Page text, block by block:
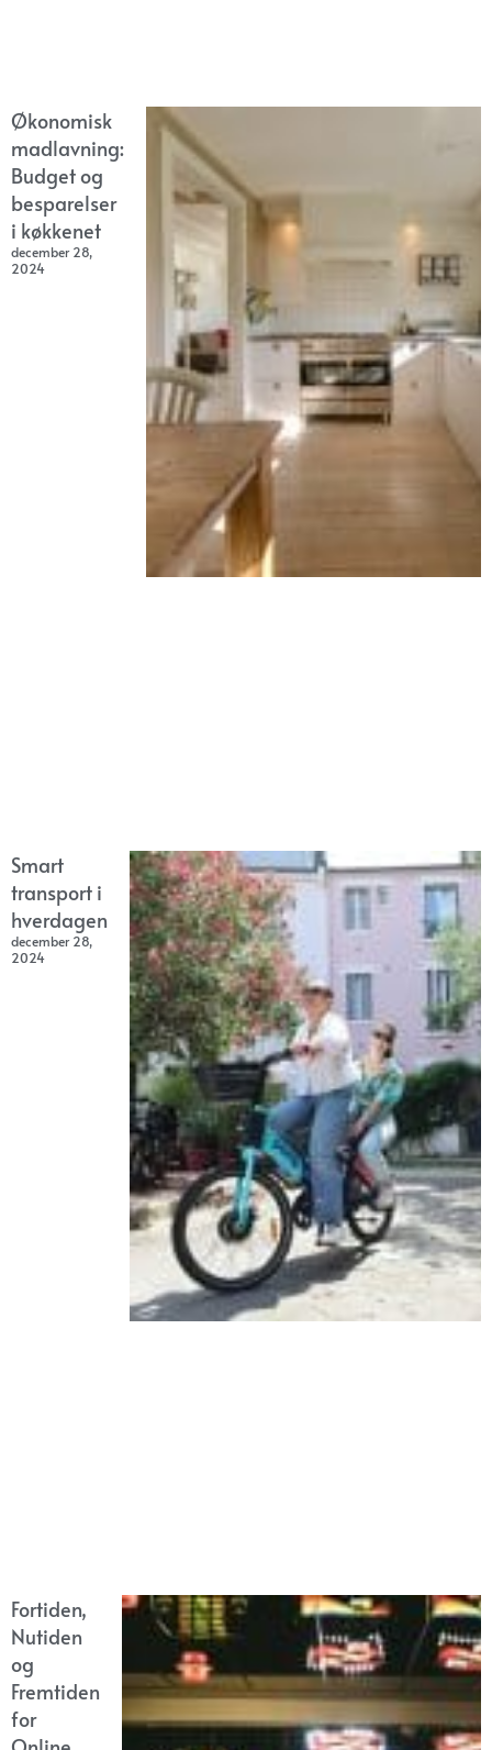
Økonomisk
madlavning:
Budget og
besparelser
i køkkenet
december 28,
2024
Smart
transport i
hverdagen
december 28,
2024
Fortiden,
Nutiden
og
Fremtiden
for